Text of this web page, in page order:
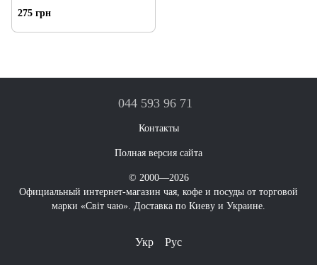
275 грн
044 593 96 71
Контакты
Полная версия сайта
© 2000—2026
Официальный интернет-магазин чая, кофе и посуды от торговой
марки «Світ чаю». Доставка по Киеву и Украине.
Укр Рус